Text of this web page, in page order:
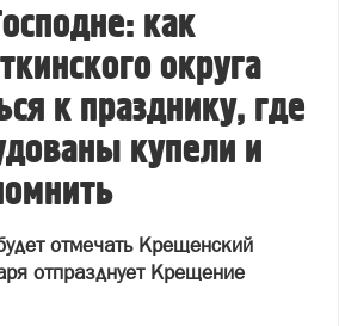
как
округа
к празднику, где
купели и
отмечать Крещенский
отпразднует Крещение